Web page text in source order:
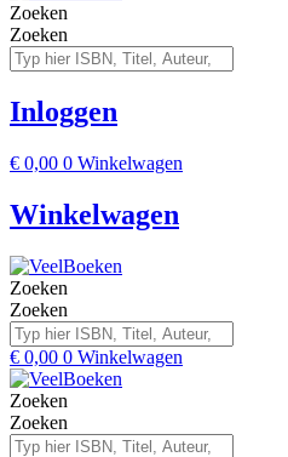
Zoeken
Zoeken
Inloggen
€ 0,00 0 Winkelwagen
Winkelwagen
Zoeken
Zoeken
€ 0,00 0 Winkelwagen
Zoeken
Zoeken